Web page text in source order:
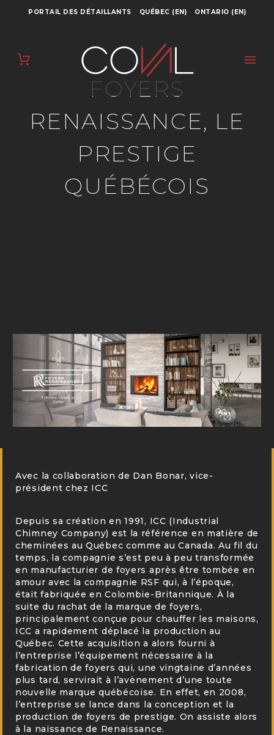
PORTAIL DES DÉTAILLANTS QUÉBEC (EN) ONTARIO (EN)
FOYERS
RENAISSANCE, LE
PRESTIGE
QUÉBÉCOIS
Avec la collaboration de Dan Bonar, vice-
président chez ICC
Depuis sa création en 1991, ICC (Industrial
Chimney Company) est la référence en matière de
cheminées au Québec comme au Canada. Au fil du
temps, la compagnie s’est peu à peu transformée
en manufacturier de foyers après être tombée en
amour avec la compagnie RSF qui, à l’époque,
était fabriquée en Colombie-Britannique. À la
suite du rachat de la marque de foyers,
principalement conçue pour chauffer les maisons,
ICC a rapidement déplacé la production au
Québec. Cette acquisition a alors fourni à
l’entreprise l’équipement nécessaire à la
fabrication de foyers qui, une vingtaine d’années
plus tard, servirait à l’avènement d’une toute
nouvelle marque québécoise. En effet, en 2008,
l’entreprise se lance dans la conception et la
production de foyers de prestige. On assiste alors
à la naissance de Renaissance.